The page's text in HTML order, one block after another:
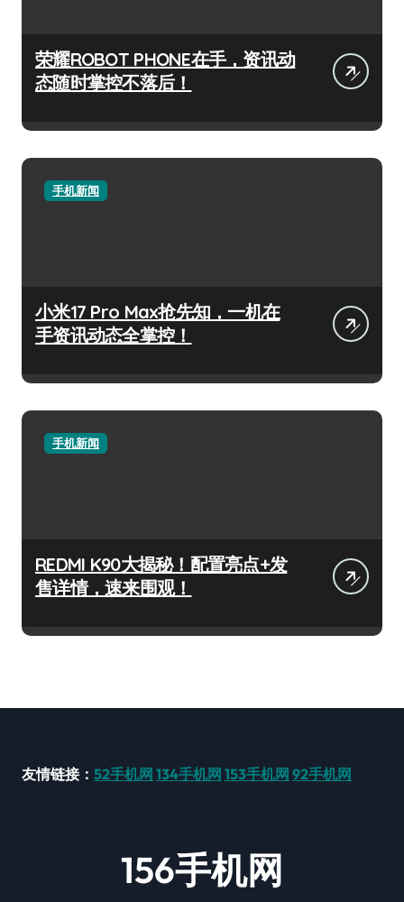
荣耀ROBOT PHONE在手，资讯动
态随时掌控不落后！
手机新闻
小米17 Pro Max抢先知，一机在
手资讯动态全掌控！
手机新闻
REDMI K90大揭秘！配置亮点+发
售详情，速来围观！
友情链接： 52手机网 134手机网 153手机网 92手机网
156手机网